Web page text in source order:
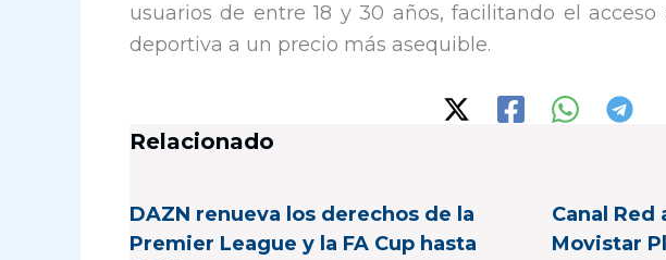
usuarios de entre 18 y 30 años, facilitando el
deportiva a un precio más asequible.
Relacionado
DAZN renueva los derechos de la
Premier League y la FA Cup hasta
Canal Red
Movistar